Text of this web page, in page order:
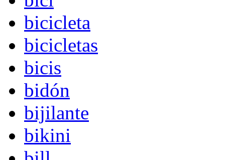
bicicleta
bicicletas
bicis
bidón
bijilante
bikini